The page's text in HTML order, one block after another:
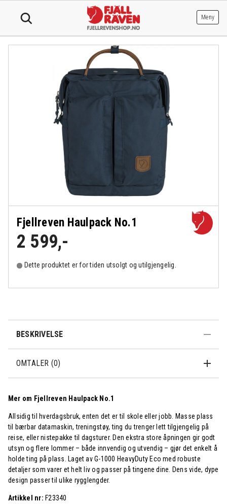
Meny
Fjellreven Haulpack No.1
2 599,-
Dette produktet er for tiden utsolgt og utilgjengelig.
BESKRIVELSE
OMTALER (0)
Mer om Fjellreven Haulpack No.1
Allsidig til hverdagsbruk, enten det er til skole eller jobb. Masse plass
til bærbar datamaskin, treningstøy, ting du trenger lett tilgjengelig på
reise, eller nistepakke til dagsturer. Den ekstra store åpningen gir godt
utsyn og flere lommer – både innvendig og utvendig – gjør det enkelt å
holde ting på plass. Laget av G-1000 HeavyDuty Eco med robuste
detaljer som varer et helt liv og passer på tingene dine. Dens vide, dype
design passer til ulike rygglengder.
Artikkel nr: F23340